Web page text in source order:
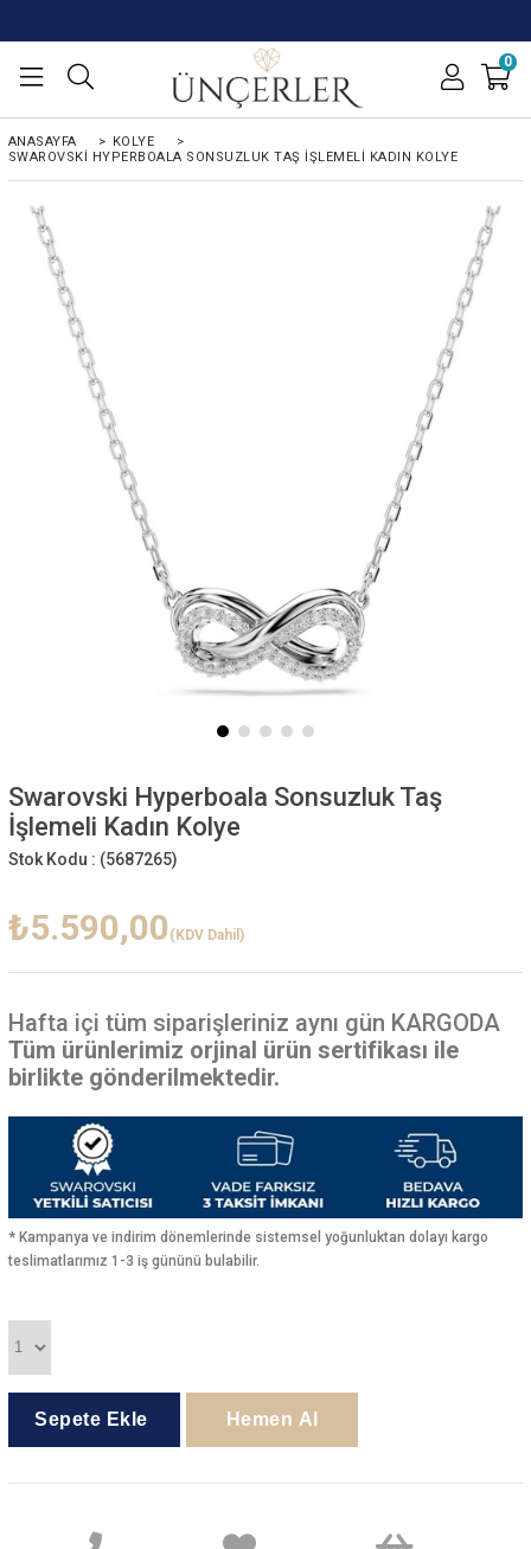
0
ANASAYFA > KOLYE
>
SWAROVSKI HYPERBOALA SONSUZLUK TAŞ İŞLEMELI KADIN KOLYE
Swarovski Hyperboala Sonsuzluk Taş
İşlemeli Kadın Kolye
Stok Kodu : (5687265)
₺5.590,00 (KDV Dahil)
Hafta içi tüm siparişleriniz aynı gün KARGODA
Tüm ürünlerimiz orjinal ürün sertifikası ile
birlikte gönderilmektedir.
* Kampanya ve indirim dönemlerinde sistemsel yoğunluktan dolayı kargo
teslimatlarımız 1-3 iş gününü bulabilir.